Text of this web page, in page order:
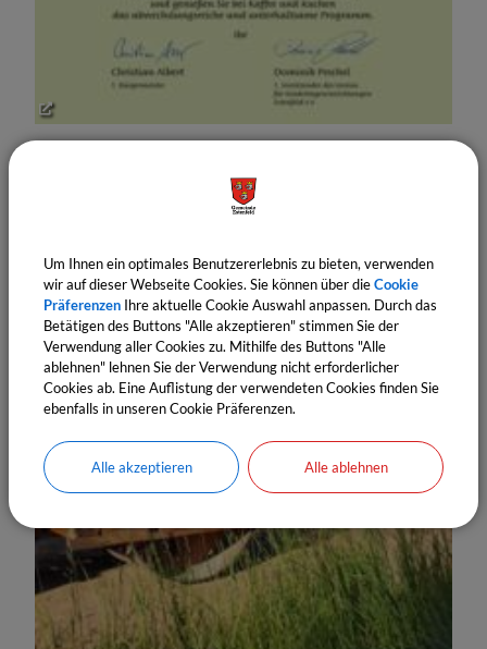
Ausgabe: Juni
Um Ihnen ein optimales Benutzererlebnis zu bieten, verwenden
wir auf dieser Webseite Cookies. Sie können über dieCookie
Präferenzen Ihre aktuelle Cookie Auswahl anpassen. Durch das
Betätigen des Buttons "Alle akzeptieren" stimmen Sie der
Verwendung aller Cookies zu. Mithilfe des Buttons "Alle
ablehnen" lehnen Sie der Verwendung nicht erforderlicher
Cookies ab. Eine Auflistung der verwendeten Cookies finden Sie
ebenfalls in unseren Cookie Präferenzen.
Alle akzeptieren Alle ablehnen